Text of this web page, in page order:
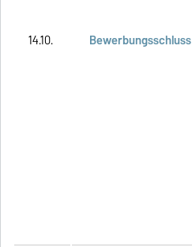
14.10. Bewerbungsschluss